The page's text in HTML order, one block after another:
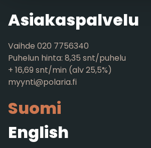
Asiakaspalvelu
Vaihde 020 7756340
Puhelun hinta: 8,35 snt/puhelu
+ 16,69 snt/min (alv 25,5%)
myynti@polaria.fi
Suomi
English